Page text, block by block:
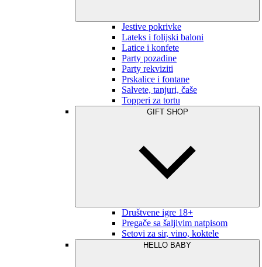
Jestive pokrivke
Lateks i folijski baloni
Latice i konfete
Party pozadine
Party rekviziti
Prskalice i fontane
Salvete, tanjuri, čaše
Topperi za tortu
GIFT SHOP
Društvene igre 18+
Pregače sa šaljivim natpisom
Setovi za sir, vino, koktele
HELLO BABY